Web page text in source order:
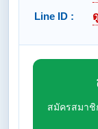
Line ID :
สมัครสมาชิ